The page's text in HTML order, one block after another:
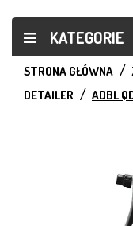
KATEGORIE
STRONA GŁÓWNA
DETAILER
ADBL